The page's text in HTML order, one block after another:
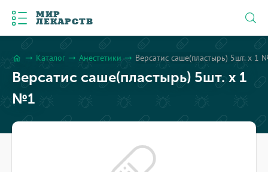
МИР
ЛЕКАРСТВ
home arrow_right_alt Каталог arrow_right_alt Анестетики arrow_right_alt Версатис саше(пластырь) 5шт. x 1
Версатис саше(пластырь) 5шт. x 1
№1